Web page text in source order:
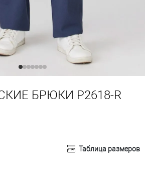
БРЮКИ P2618-R
Таблица размеров